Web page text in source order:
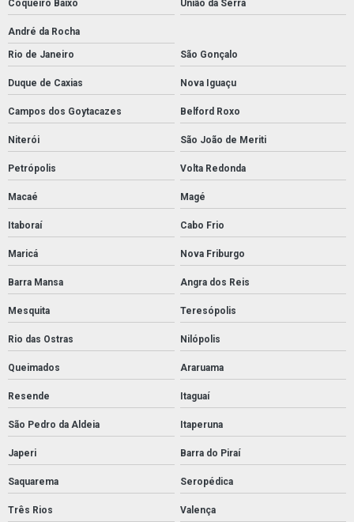
Coqueiro Baixo União da Serra
André da Rocha
Rio de Janeiro São Gonçalo
Duque de Caxias Nova Iguaçu
Campos dos Goytacazes Belford Roxo
Niterói São João de Meriti
Petrópolis Volta Redonda
Macaé Magé
Itaboraí Cabo Frio
Maricá Nova Friburgo
Barra Mansa Angra dos Reis
Mesquita Teresópolis
Rio das Ostras Nilópolis
Queimados Araruama
Resende Itaguaí
São Pedro da Aldeia Itaperuna
Japeri Barra do Piraí
Saquarema Seropédica
Três Rios Valença